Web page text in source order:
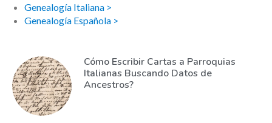
Genealogía Italiana >
Genealogía Española >
Cómo Escribir Cartas a Parroquias
Italianas Buscando Datos de
Ancestros?